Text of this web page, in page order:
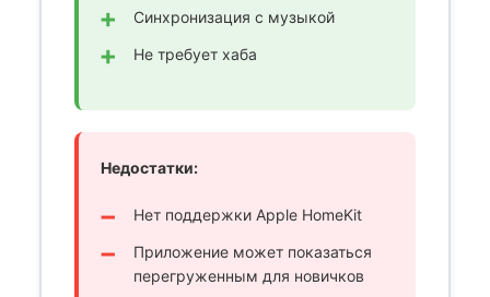
Синхронизация с музыкой
Не требует хаба
Недостатки:
Нет поддержки Apple HomeKit
Приложение может показаться
перегруженным для новичков